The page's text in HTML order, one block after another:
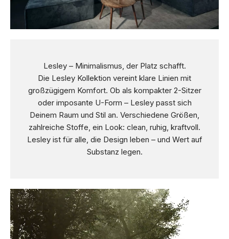
Lesley – Minimalismus, der Platz schafft.
Die Lesley Kollektion vereint klare Linien mit
großzügigem Komfort. Ob als kompakter 2-Sitzer
oder imposante U-Form – Lesley passt sich
Deinem Raum und Stil an. Verschiedene Größen,
zahlreiche Stoffe, ein Look: clean, ruhig, kraftvoll.
Lesley ist für alle, die Design leben – und Wert auf
Substanz legen.